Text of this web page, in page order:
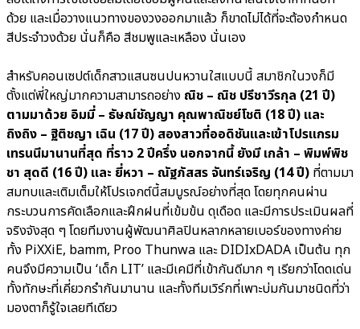
ด้วย และเมื่อวางแนวทางของวงออกมาแล้ว ก็ขาดไม่ได้ที่จะต้องกำหนด
สีประจำวงด้วย นั่นก็คือ สีชมพูและเหลือง นั่นเอง
สำหรับคอนเซปต์เด็กสาวแสนซนปนหวานใสแบบนี้ สมาชิกในวงก็มี
ตั้งแต่พี่ใหญ่มากความสามารถอย่าง ณิช – ณิช ปรีชาวีรกุล (21 ปี)
ตามมาด้วย อิมมี่ – ธัษณ์ชัญญา คุณพาณิชย์โชติ (18 ปี) และ
ถิงถิง – ฐิติชญา เฉิน (17 ปี) สองสาวที่ออดิชันและเข้าโปรแกรม
เทรนนีมานานที่สุด ที่ราว 2 ปีครึ่ง นอกจากนี้ ยังมี เกล้า – พิมพ์พิช
ชา สุดดี (16 ปี) และ ยี่หวา – ณัฐภัสสร จันทร์เจริญ (14 ปี) ที่ตามมา
สมทบและเติมเต็มให้โปรเจกต์นี้สมบูรณ์อย่างที่สุด โดยทุกคนผ่าน
กระบวนการคัดเลือกและฝึกฝนที่เข้มข้น ดุเดือด และมีการประเมินผลที่
จริงจังสุด ๆ โดยทีมงานผู้พัฒนาศิลปินหลากหลายเบอร์ของทางค่าย
ทั้ง PiXXiE, bamm, Proo Thunwa และ DIDIxDADA เป็นต้น ทุก
คนจึงมีความเป็น ‘เด็ก LIT’ และมีเคมีที่เข้ากันดีมาก ๆ เรียกว่าโดดเด่น
ทั้งทักษะที่เคี่ยวกรำกันมานาน และทั้งทีมเวิร์กที่เพาะบ่มกันมาชนิดที่ว่า
มองตาก็รู้ใจเลยทีเดียว